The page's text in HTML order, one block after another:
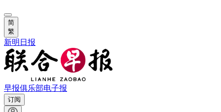
简
繁
新明日报
早报俱乐部电子报
订阅